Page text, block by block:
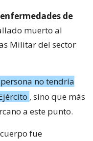
de
muerto al
Militar del sector
no tendría
, sino que más
a este punto.
fue